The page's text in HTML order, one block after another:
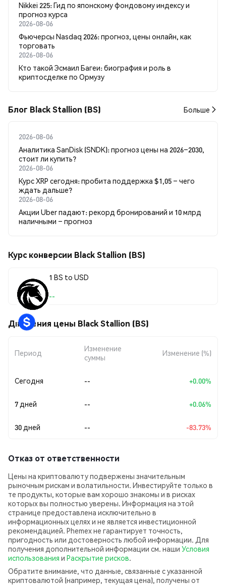
Nikkei 225: Гид по японскому фондовому индексу и
прогноз курса
2026-08-06
Фьючерсы Nasdaq 2026: прогноз, цены онлайн, как
торговать
2026-08-06
Кто такой Эсмаил Багеи: биография и роль в
криптосделке по Ормузу
Блог Black Stallion (BS) Больше
2026-08-06
Аналитика SanDisk (SNDK): прогноз цены на 2026–2030,
стоит ли купить?
2026-08-06
Курс XRP сегодня: пробита поддержка $1,05 – чего
ждать дальше?
2026-08-06
Акции Uber падают: рекорд бронирований и 10 млрд
наличными – прогноз
Курс конверсии Black Stallion (BS)
1 BS to USD
--
Движения цены Black Stallion (BS)
Период
Изменение
суммы
Изменение (%)
Сегодня -- +0.00%
7 дней -- +0.06%
30 дней -- -83.73%
Отказ от ответственности
Цены на криптовалюту подвержены значительным
рыночным рискам и волатильности. Инвестируйте только в
те продукты, которые вам хорошо знакомы и в рисках
которых вы полностью уверены. Информация на этой
странице предоставлена исключительно в
информационных целях и не является инвестиционной
рекомендацией. Phemex не гарантирует точность,
пригодность или достоверность любой информации. Для
получения дополнительной информации см. наши Условия
использования и Раскрытие рисков.
Обратите внимание, что данные, связанные с указанной
криптовалютой (например, текущая цена), получены от